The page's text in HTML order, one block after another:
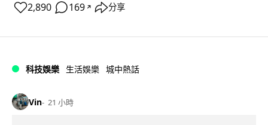
2,890 169 ↗ 分享
科技娛樂 生活娛樂 城中熱話
Vin 21 小時